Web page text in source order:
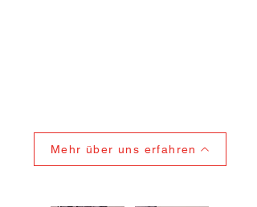
Mehr über uns erfahren